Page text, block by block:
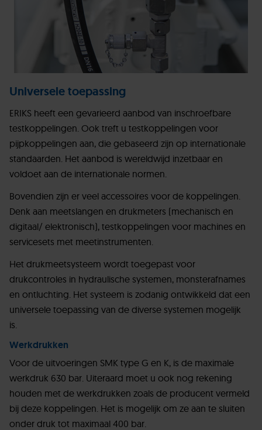
Universele toepassing
ERIKS heeft een gevarieerd aanbod van inschroefbare
testkoppelingen. Ook treft u testkoppelingen voor
pijpkoppelingen aan, die gebaseerd zijn op internationale
standaarden. Het aanbod is wereldwijd inzetbaar en
voldoet aan de internationale normen.
Bovendien zijn er veel accessoires voor de koppelingen.
Denk aan meetslangen en drukmeters (mechanisch en
digitaal/ elektronisch), testkoppelingen voor machines en
servicesets met meetinstrumenten.
Het drukmeetsysteem wordt toegepast voor
drukcontroles in hydraulische systemen, monsterafnames
en ontluchting. Het systeem is zodanig ontwikkeld dat een
universele toepassing van de diverse systemen mogelijk
is.
Werkdrukken
Voor de uitvoeringen SMK type G en K, is de maximale
werkdruk 630 bar. Uiteraard moet u ook nog rekening
houden met de werkdrukken zoals de producent vermeld
bij deze koppelingen. Het is mogelijk om ze aan te sluiten
onder druk tot maximaal 400 bar.